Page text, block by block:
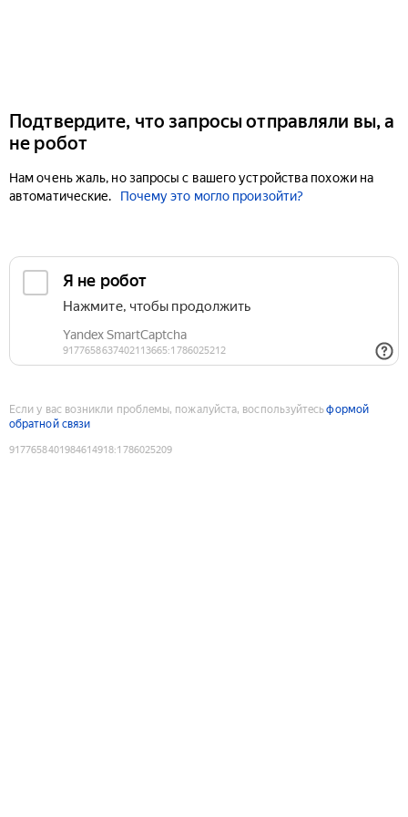
Подтвердите, что запросы отправляли вы, а
не робот
Нам очень жаль, но запросы с вашего устройства похожи на
автоматические.
Почему это могло произойти?
Если у вас возникли проблемы, пожалуйста, воспользуйтесьформой
обратной связи
9177658401984614918:1786025209